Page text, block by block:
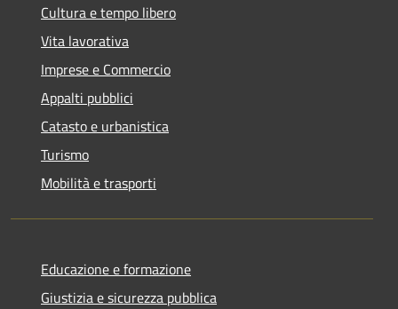
Cultura e tempo libero
Vita lavorativa
Imprese e Commercio
Appalti pubblici
Catasto e urbanistica
Turismo
Mobilità e trasporti
Educazione e formazione
Giustizia e sicurezza pubblica